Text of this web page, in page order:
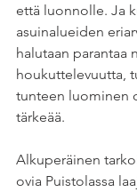
että luonnolle. Ja
asuinalueiden
halutaan parantaa
houkuttelevuutta,
tunteen luominen
tärkeää.
Alkuperäinen
ovia Puistolassa